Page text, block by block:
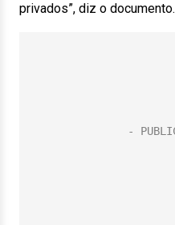
privados”, diz o documento.